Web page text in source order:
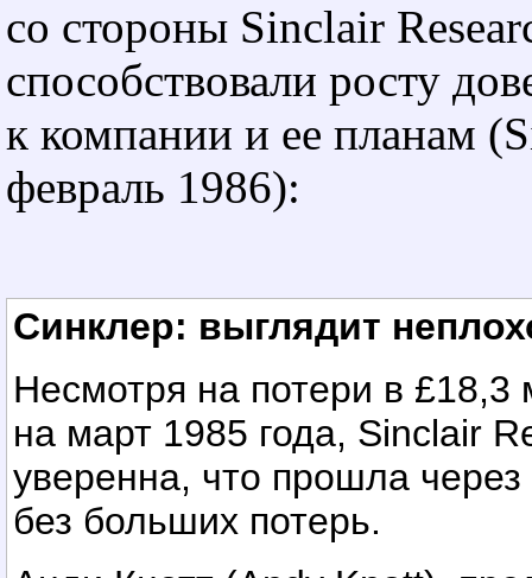
со стороны Sinclair
способствовали росту
к компании и ее планам
февраль 1986):
Синклер: выглядит
Несмотря на потери в £18,3
на март 1985 года, Sinclair
уверенна, что прошла
без больших потерь.